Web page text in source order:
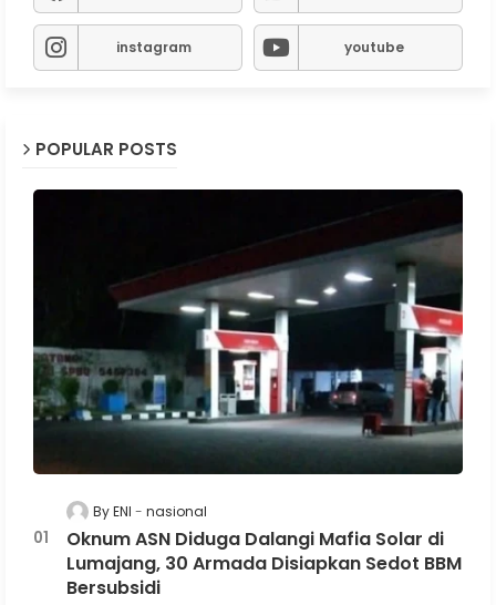
instagram youtube
POPULAR POSTS
By ENI nasional
Oknum ASN Diduga Dalangi Mafia Solar di
Lumajang, 30 Armada Disiapkan Sedot BBM
Bersubsidi